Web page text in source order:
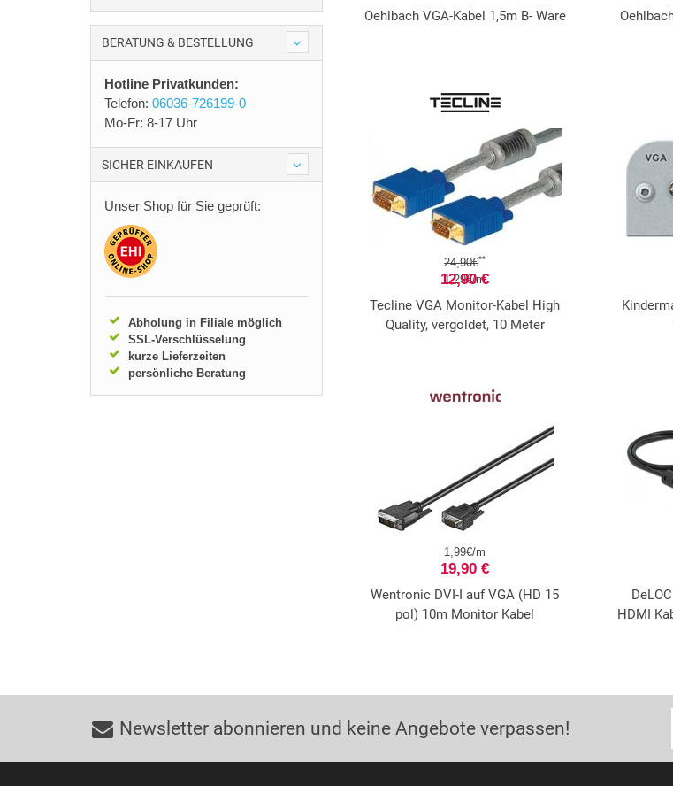
BERATUNG & BESTELLUNG
Hotline Privatkunden:
Telefon: 06036-726199-0
Mo-Fr: 8-17 Uhr
SICHER EINKAUFEN
Unser Shop für Sie geprüft:
Abholung in Filiale möglich
SSL-Verschlüsselung
kurze Lieferzeiten
persönliche Beratung
Oehlbach VGA-Kabel 1,5m B- Ware
24,90€**
1,29€/m
12,90 €
Tecline VGA Monitor-Kabel High
Quality, vergoldet, 10 Meter
1,99€/m
19,90 €
Wentronic DVI-I auf VGA (HD 15
pol) 10m Monitor Kabel
HDMI
Newsletter abonnieren und keine Angebote verpassen!